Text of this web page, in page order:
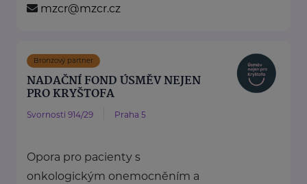
mzcr@mzcr.cz
Bronzový partner
NADAČNÍ FOND ÚSMĚV NEJEN
PRO KRYŠTOFA
Svornosti 914/29 Praha 5
Opora pro pacienty s
onkologickým onemocněním a